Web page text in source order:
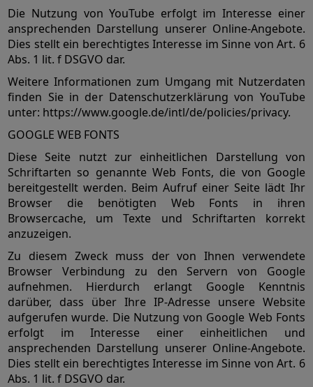
Die Nutzung von YouTube erfolgt im Interesse einer
ansprechenden Darstellung unserer Online-Angebote.
Dies stellt ein berechtigtes Interesse im Sinne von Art. 6
Abs. 1 lit. f DSGVO dar.
Weitere Informationen zum Umgang mit Nutzerdaten
finden Sie in der Datenschutzerklärung von YouTube
unter: https://www.google.de/intl/de/policies/privacy.
GOOGLE WEB FONTS
Diese Seite nutzt zur einheitlichen Darstellung von
Schriftarten so genannte Web Fonts, die von Google
bereitgestellt werden. Beim Aufruf einer Seite lädt Ihr
Browser die benötigten Web Fonts in ihren
Browsercache, um Texte und Schriftarten korrekt
anzuzeigen.
Zu diesem Zweck muss der von Ihnen verwendete
Browser Verbindung zu den Servern von Google
aufnehmen. Hierdurch erlangt Google Kenntnis
darüber, dass über Ihre IP-Adresse unsere Website
aufgerufen wurde. Die Nutzung von Google Web Fonts
erfolgt im Interesse einer einheitlichen und
ansprechenden Darstellung unserer Online-Angebote.
Dies stellt ein berechtigtes Interesse im Sinne von Art. 6
Abs. 1 lit. f DSGVO dar.